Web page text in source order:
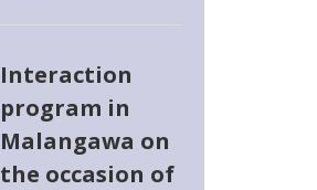
Interaction
program in
Malangawa on
the occasion of